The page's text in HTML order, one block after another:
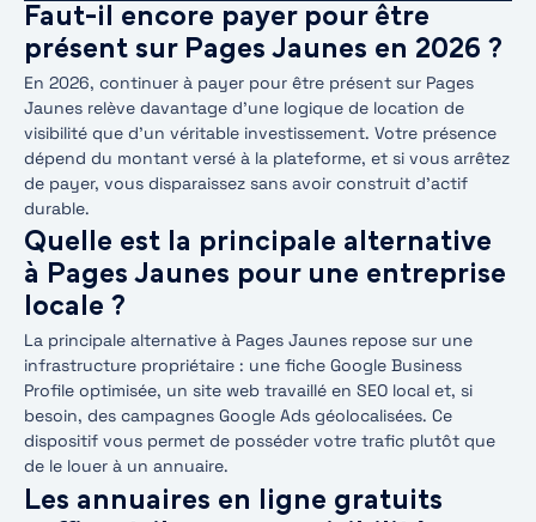
Faut-il encore payer pour être
présent sur Pages Jaunes en 2026 ?
En 2026, continuer à payer pour être présent sur Pages
Jaunes relève davantage d’une logique de location de
visibilité que d’un véritable investissement. Votre présence
dépend du montant versé à la plateforme, et si vous arrêtez
de payer, vous disparaissez sans avoir construit d’actif
durable.
Quelle est la principale alternative
à Pages Jaunes pour une entreprise
locale ?
La principale alternative à Pages Jaunes repose sur une
infrastructure propriétaire : une fiche Google Business
Profile optimisée, un site web travaillé en SEO local et, si
besoin, des campagnes Google Ads géolocalisées. Ce
dispositif vous permet de posséder votre trafic plutôt que
de le louer à un annuaire.
Les annuaires en ligne gratuits